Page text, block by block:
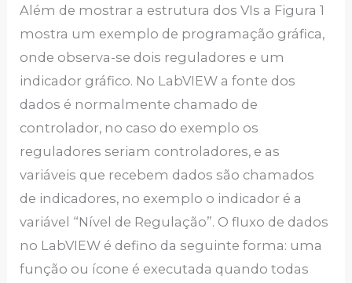
Além de mostrar a estrutura dos VIs a Figura 1
mostra um exemplo de programação gráfica,
onde observa-se dois reguladores e um
indicador gráfico. No LabVIEW a fonte dos
dados é normalmente chamado de
controlador, no caso do exemplo os
reguladores seriam controladores, e as
variáveis que recebem dados são chamados
de indicadores, no exemplo o indicador é a
variável “Nível de Regulação”. O fluxo de dados
no LabVIEW é defino da seguinte forma: uma
função ou ícone é executada quando todas